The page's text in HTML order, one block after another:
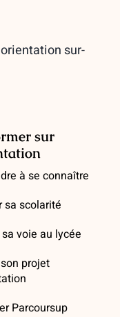
sur-
sur
à se connaître
sa scolarité
voie au lycée
projet
Parcoursup